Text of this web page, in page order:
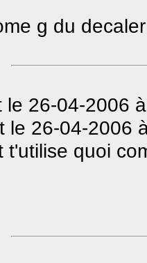
g du
le 26-04-2006
le 26-04-2006
t'utilise quoi